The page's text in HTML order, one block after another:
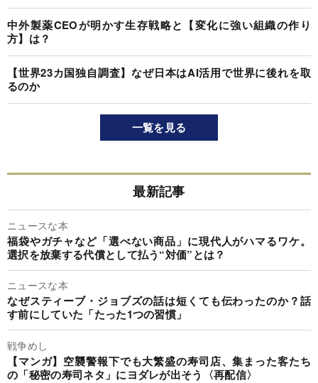
中外製薬CEOが明かす生存戦略と【変化に強い組織の作り
方】は？
【世界23カ国独自調査】なぜ日本はAI活用で世界に後れを取
るのか
一覧を見る
最新記事
ニュースな本
福袋やガチャなど「選べない商品」に現代人がハマるワケ。
選択を放棄する代償として払う“対価”とは？
ニュースな本
なぜスティーブ・ジョブズの話は短くても伝わったのか？話
す前にしていた「たった1つの習慣」
戦争めし
【マンガ】空襲警報下でも大繁盛の寿司店、集まった客たち
の「秘密の寿司ネタ」にヨダレが出そう〈再配信〉